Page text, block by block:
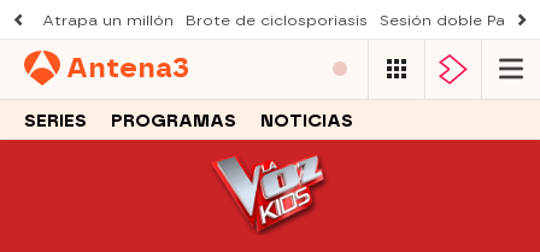
Atrapa un millón Brote de ciclosporiasis Sesión doble
Antena3
SERIES PROGRAMAS NOTICIAS